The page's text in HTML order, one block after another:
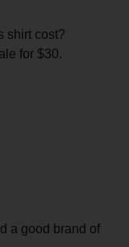
shirt cost?
for $30.
a good brand of